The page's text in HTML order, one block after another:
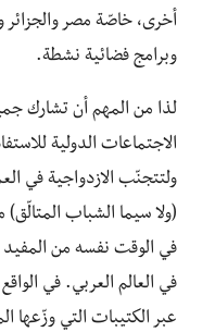
أخرى، خاصّة مصر والجزائر
وبرامج فضائية نشطة.
لذا من المهم أن تشارك
الاجتماعات الدولية
ولتتجنّب الازدواجية في
(ولا سيما الشباب
في الوقت نفسه من المفيد
في العالم العربي. في
عبر الكتيبات التي وزّعها